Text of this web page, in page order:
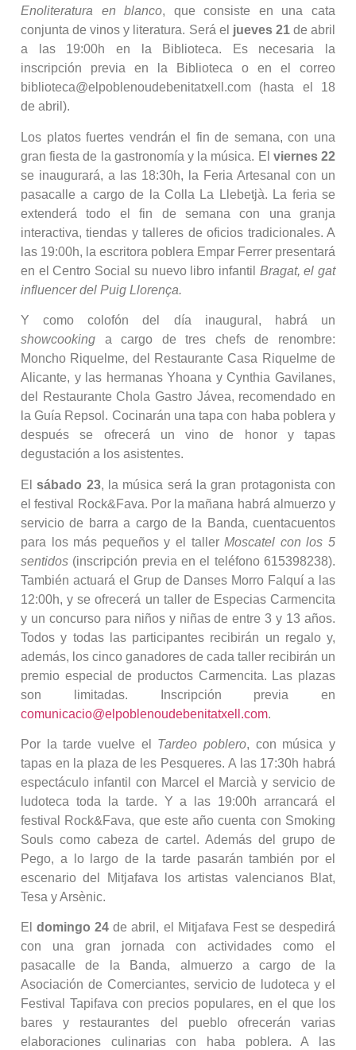
Enoliteratura en blanco, que consiste en una cata
conjunta de vinos y literatura. Será el jueves 21de abril
a las 19:00h en la Biblioteca. Es necesaria la
inscripción previa en la Biblioteca o en el correo
biblioteca@elpoblenoudebenitatxell.com (hasta el 18
de abril).
Los platos fuertes vendrán el fin de semana, con una
gran fiesta de la gastronomía y la música. El viernes 22
se inaugurará, a las 18:30h, la Feria Artesanal con un
pasacalle a cargo de la Colla La Llebetjà. La feria se
extenderá todo el fin de semana con una granja
interactiva, tiendas y talleres de oficios tradicionales. A
las 19:00h, la escritora poblera Empar Ferrer presentará
en el Centro Social su nuevo libro infantil Bragat, el gat
influencer del Puig Llorença.
Y como colofón del día inaugural, habrá un
showcooking a cargo de tres chefs de renombre:
Moncho Riquelme, del Restaurante Casa Riquelme de
Alicante, y las hermanas Yhoana y Cynthia Gavilanes,
del Restaurante Chola Gastro Jávea, recomendado en
la Guía Repsol. Cocinarán una tapa con haba poblera y
después se ofrecerá un vino de honor y tapas
degustación a los asistentes.
Elsábado 23, la música será la gran protagonista con
el festival Rock&Fava. Por la mañana habrá almuerzo y
servicio de barra a cargo de la Banda, cuentacuentos
para los más pequeños y el tallerMoscatel con los 5
sentidos (inscripción previa en el teléfono 615398238).
También actuará el Grup de Danses Morro Falquí a las
12:00h, y se ofrecerá un taller de Especias Carmencita
y un concurso para niños y niñas de entre 3 y 13 años.
Todos y todas las participantes recibirán un regalo y,
además, los cinco ganadores de cada taller recibirán un
premio especial de productos Carmencita. Las plazas
son limitadas. Inscripción previa en
comunicacio@elpoblenoudebenitatxell.com.
Por la tarde vuelve el Tardeo poblero, con música y
tapas en la plaza de les Pesqueres. A las 17:30h habrá
espectáculo infantil con Marcel el Marcià y servicio de
ludoteca toda la tarde. Y a las 19:00h arrancará el
festival Rock&Fava, que este año cuenta con Smoking
Souls como cabeza de cartel. Además del grupo de
Pego, a lo largo de la tarde pasarán también por el
escenario del Mitjafava los artistas valencianos Blat,
Tesa y Arsènic.
Eldomingo 24 de abril, el Mitjafava Fest se despedirá
con una gran jornada con actividades como el
pasacalle de la Banda, almuerzo a cargo de la
Asociación de Comerciantes, servicio de ludoteca y el
Festival Tapifava con precios populares, en el que los
bares y restaurantes del pueblo ofrecerán varias
elaboraciones culinarias con haba poblera. A las